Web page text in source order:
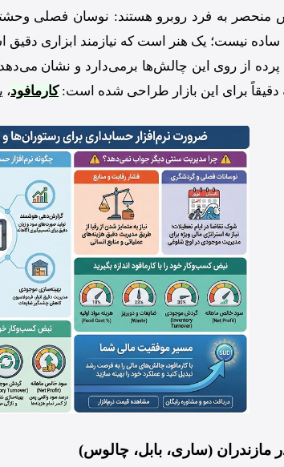
منحصر به فرد روبرو هستند: نوسان فصلی
نیست؛ یک هنر است که نیازمند ابزاری دقیق
از روی این چالش‌ها برمی‌دارد و نشان
دقیقاً برای این بازار طراحی شده است:کارمافود،
(ساری، بابل، چالوس)